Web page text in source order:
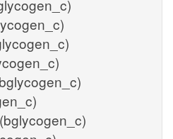
(bglycogen_c)